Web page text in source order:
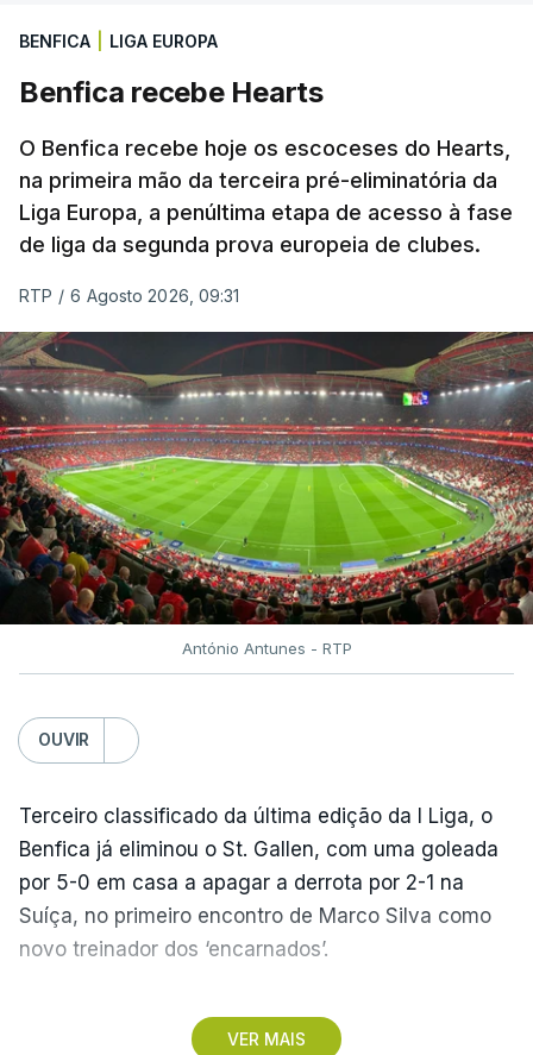
BENFICA LIGA EUROPA
Benfica recebe Hearts
O Benfica recebe hoje os escoceses do Hearts,
na primeira mão da terceira pré-eliminatória da
Liga Europa, a penúltima etapa de acesso à fase
de liga da segunda prova europeia de clubes.
RTP / 6 Agosto 2026, 09:31
António Antunes - RTP
OUVIR
VER MAIS
Terceiro classificado da última edição da I Liga, o
Benfica já eliminou o St. Gallen, com uma goleada
por 5-0 em casa a apagar a derrota por 2-1 na
Suíça, no primeiro encontro de Marco Silva como
novo treinador dos ‘encarnados’.
Pela frente, as ‘águias’ vão ter agora o vice-
campeão escocês, que tem o português Cláudio